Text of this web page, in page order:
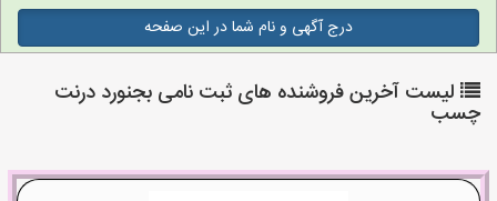
درج آگهی و نام شما در این صفحه
لیست آخرین فروشنده های ثبت نامی بجنورد درنت
چسب